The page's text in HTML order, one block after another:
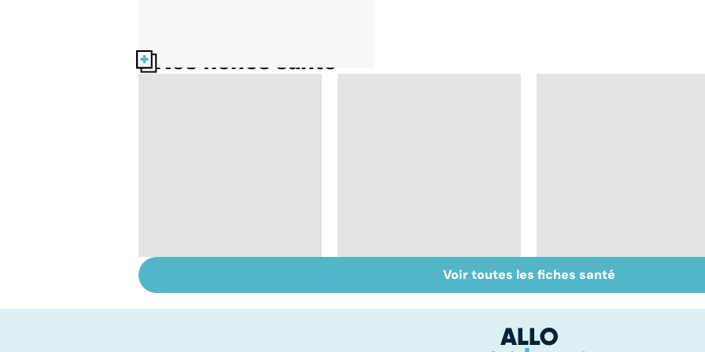
Nos fiches santé
comment ça marche
Sexualité, infertilité
et PMA, des liens
Tout savoir sur la
fécondation in vitro
Voir toutes les fiches santé